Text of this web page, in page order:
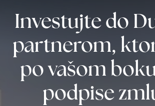
Investujte do
partnerom,
po vašom
podpise